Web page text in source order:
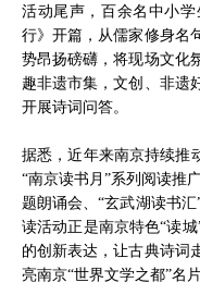
活动尾声，百余名中小
行》开篇，从儒家修身名
势昂扬磅礴，将现场文化
趣非遗市集，文创、非遗
开展诗词问答。
据悉，近年来南京持续推
“南京读书月”系列阅读推
题朗诵会、“玄武湖读书
读活动正是南京特色“读
的创新表达，让古典诗词
亮南京“世界文学之都”名片